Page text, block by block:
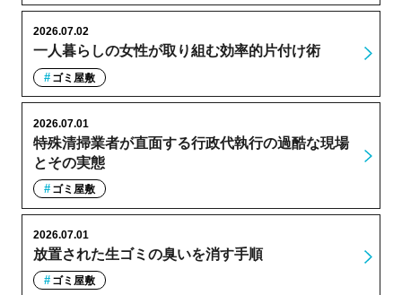
一人暮らしの女性が取り組む効率的片付け術
2026.07.02
ゴミ屋敷
特殊清掃業者が直面する行政代執行の過酷な現場
とその実態
2026.07.01
ゴミ屋敷
放置された生ゴミの臭いを消す手順
2026.07.01
ゴミ屋敷